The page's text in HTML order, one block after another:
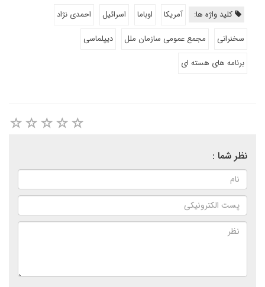
کلید واژه ها: آمریکا اوباما اسرائیل
احمدی نژاد
سخنرانی
مجمع عمومی سازمان ملل
دیپلماسی
برنامه های هسته ای
نظر شما :